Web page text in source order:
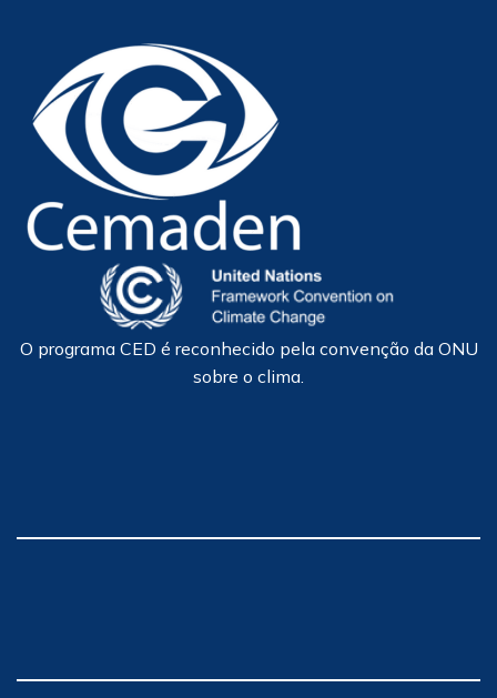
O programa CED é reconhecido pela convenção da ONU
sobre o clima.